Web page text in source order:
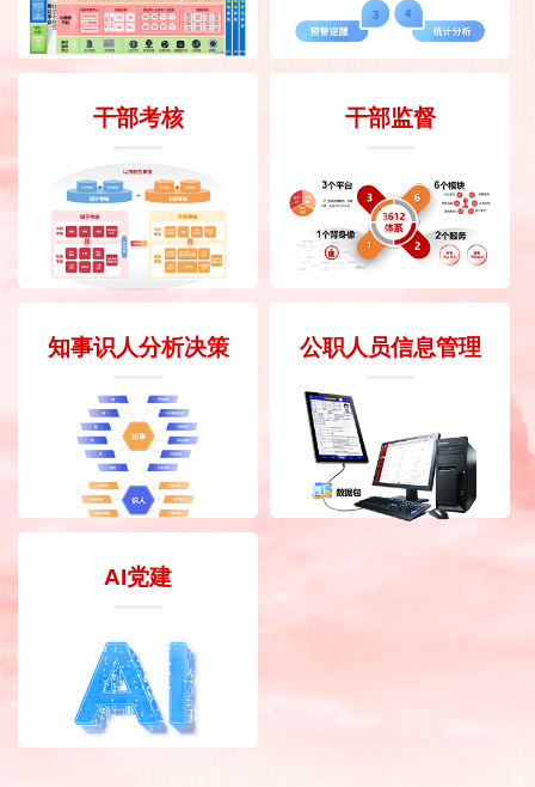
干部考核 干部监督
知事识人分析决策 公职人员信息管理
AI党建